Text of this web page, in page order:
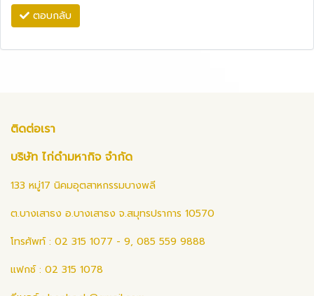
ตอบกลับ
ติดต่อเรา
บริษัท ไก่ดำมหากิจ จำกัด
133 หมู่17 นิคมอุตสาหกรรมบางพลี
ต.บางเสาธง อ.บางเสาธง จ.สมุทรปราการ 10570
โทรศัพท์ : 02 315 1077 - 9, 085 559 9888
แฟกซ์ : 02 315 1078